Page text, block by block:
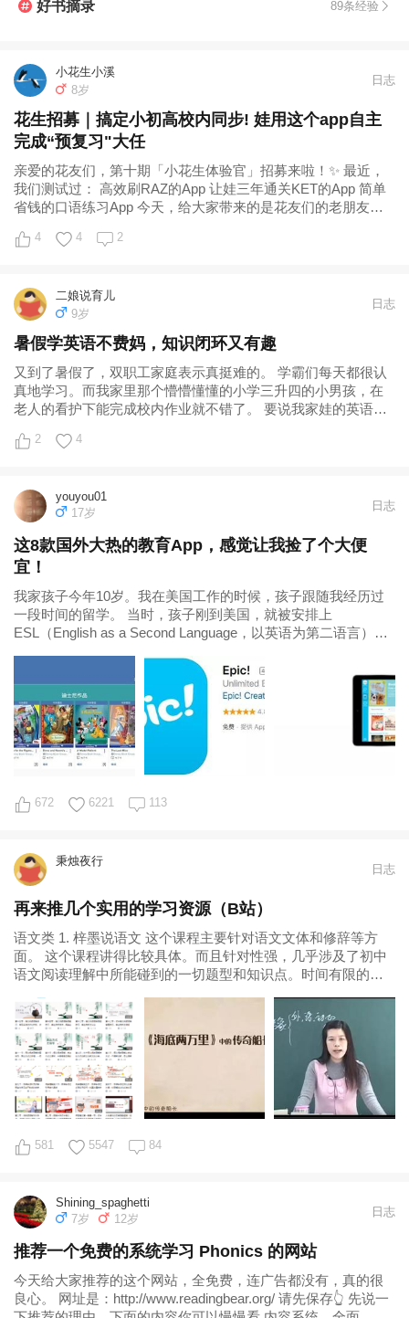
好书摘录 89条经验
小花生小溪
8岁
日志
花生招募｜搞定小初高校内同步! 娃用这个app自主
完成“预复习"大任
亲爱的花友们，第十期「小花生体验官」招募来啦！✨ 最近，
我们测试过： 高效刷RAZ的App 让娃三年通关KET的App 简单
省钱的口语练习App 今天，给大家带来的是花友们的老朋友
4 4 2
二娘说育儿
9岁
日志
暑假学英语不费妈，知识闭环又有趣
又到了暑假了，双职工家庭表示真挺难的。 学霸们每天都很认
真地学习。而我家里那个懵懵懂懂的小学三升四的小男孩，在
老人的看护下能完成校内作业就不错了。 要说我家娃的英语，
2 4
youyou01
17岁
日志
这8款国外大热的教育App，感觉让我捡了个大便
宜！
我家孩子今年10岁。我在美国工作的时候，孩子跟随我经历过
一段时间的留学。 当时，孩子刚到美国，就被安排上
ESL（English as a Second Language，以英语为第二语言）课
672 6221 113
秉烛夜行
日志
再来推几个实用的学习资源（B站）
语文类 1. 梓墨说语文 这个课程主要针对语文文体和修辞等方
面。 这个课程讲得比较具体。而且针对性强，几乎涉及了初中
语文阅读理解中所能碰到的一切题型和知识点。时间有限的
581 5547 84
Shining_spaghetti
7岁
12岁
日志
推荐一个免费的系统学习 Phonics 的网站
今天给大家推荐的这个网站，全免费，连广告都没有，真的很
良心。 网址是：http://www.readingbear.org/ 请先保存👆 先说一